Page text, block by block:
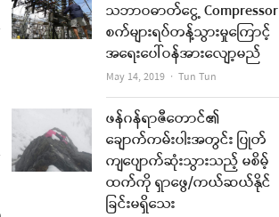
သဘာဝဓာတ်ငွေ့ Compressor
စက်များရပ်တန့်သွားမှုကြောင့်
အရေးပေါ်ဝန်အားလျော့မည်
May 14, 2019 Author
Tun Tun
ဖန်ဂန်ရာဇီတောင်၏
ချောက်ကမ်းပါးအတွင်း ပြုတ်
ကျပျောက်ဆုံးသွားသည့် မစိမ့်
ထက်ကို ရှာဖွေ/ကယ်ဆယ်နိုင်
ခြင်းမရှိသေး